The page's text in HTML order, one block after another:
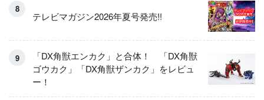
テレビマガジン2026年夏号発売!!
「DX角獣エンカク」と合体！ 「DX角獣
ゴウカク」「DX角獣ザンカク」をレビュ
ー！